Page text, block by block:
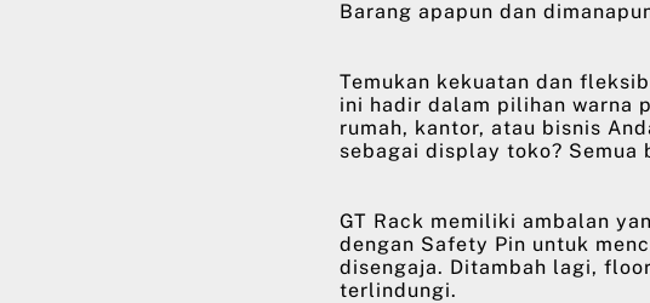
Barang apapun dan
Temukan kekuatan dan
ini hadir dalam pilihan warna
rumah, kantor, atau bisnis
sebagai display toko? Semua
GT Rack memiliki ambalan
dengan Safety Pin untuk
disengaja. Ditambah lagi,
terlindungi.